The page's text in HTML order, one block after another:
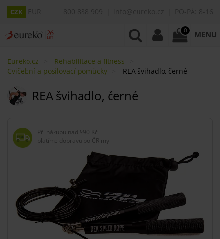
CZK
0 MENU
Eureko.cz
Rehabilitace a fitness
Cvičební a posilovací pomůcky
REA švihadlo, černé
REA švihadlo, černé
Při nákupu nad 990 Kč
platíme dopravu po ČR my